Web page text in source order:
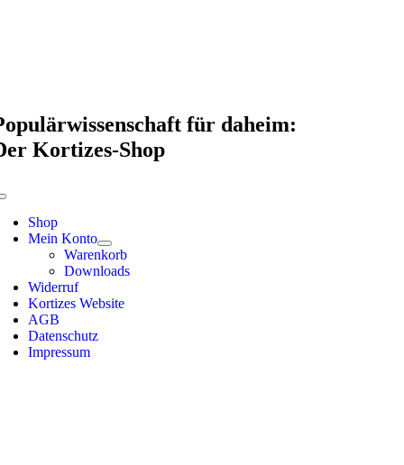
für daheim:
Kortizes-Shop
Shop
Mein Konto
Warenkorb
Downloads
Widerruf
Kortizes Website
AGB
Datenschutz
Impressum